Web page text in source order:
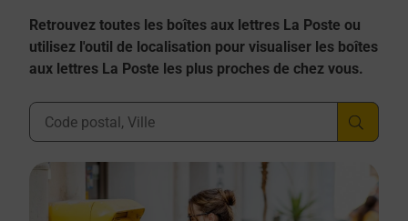
Retrouvez toutes les boîtes aux lettres La Poste ou
utilisez l'outil de localisation pour visualiser les boîtes
aux lettres La Poste les plus proches de chez vous.
Ville, Département, Code Postal